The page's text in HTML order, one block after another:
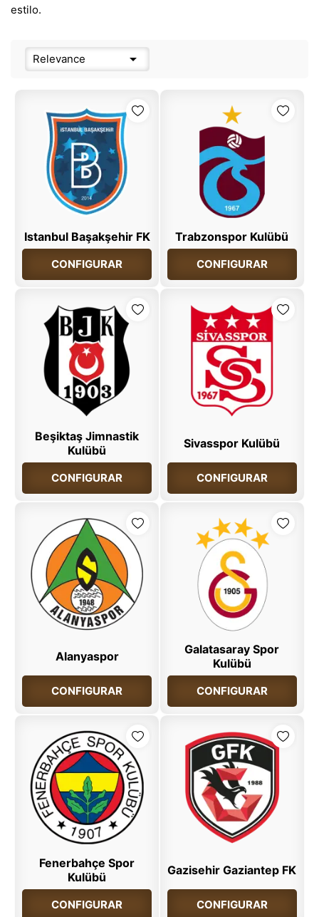
estilo.
Relevance 
Istanbul Başakşehir FK
CONFIGURAR
Trabzonspor Kulübü
CONFIGURAR
Beşiktaş Jimnastik
Kulübü
CONFIGURAR
Sivasspor Kulübü
CONFIGURAR
Alanyaspor
CONFIGURAR
Galatasaray Spor
Kulübü
CONFIGURAR
Fenerbahçe Spor
Kulübü
CONFIGURAR
Gazisehir Gaziantep FK
CONFIGURAR